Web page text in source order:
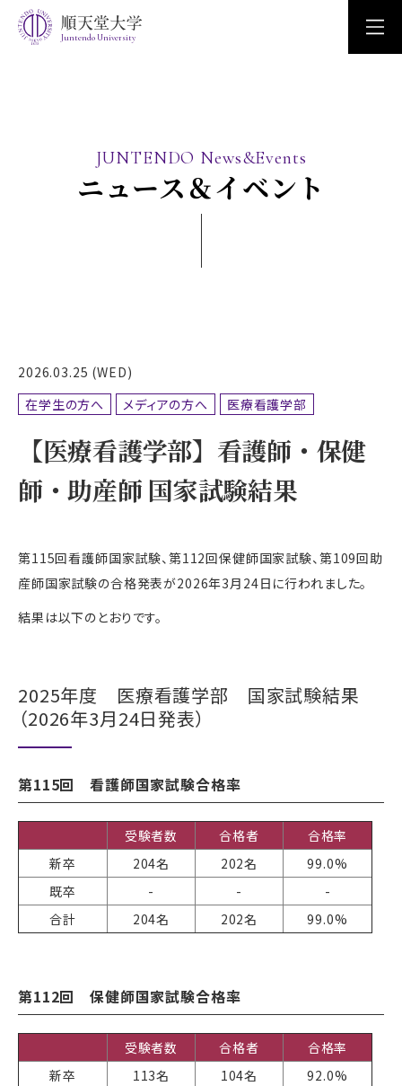
Juntendo University
JUNTENDO News&Events
ニュース＆イベント
2026.03.25 (WED)
在学生の方へ
メディアの方へ 医療看護学部
【医療看護学部】看護師・保健
師・助産師 国家試験結果
第115回看護師国家試験、第112回保健師国家試験、第109回助
産師国家試験の合格発表が2026年3月24日に行われました。
結果は以下のとおりです。
2025年度 医療看護学部 国家試験結果
（2026年3月24日発表）
第115回 看護師国家試験合格率
受験者数 合格者
合格率
新卒
204名 202名
99.0%
既卒
- -
-
合計
204名 202名 99.0%
第112回 保健師国家試験合格率
受験者数 合格者
合格率
新卒
113名 104名
92.0%